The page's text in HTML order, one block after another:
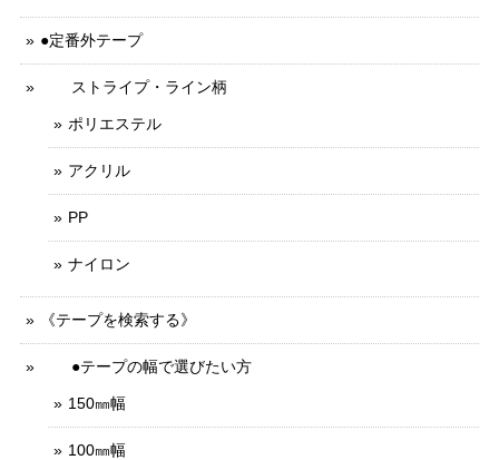
●定番外テープ
ストライプ・ライン柄
ポリエステル
アクリル
PP
ナイロン
《テープを検索する》
●テープの幅で選びたい方
150㎜幅
100㎜幅